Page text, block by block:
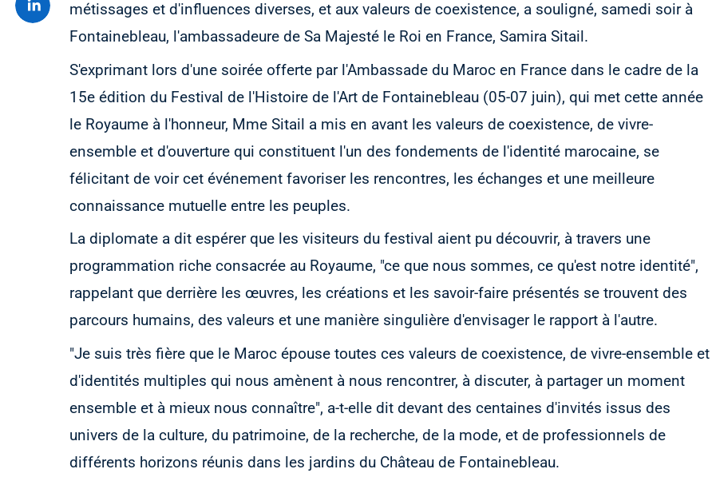
métissages et d'influences diverses, et aux valeurs de coexistence, a souligné, samedi soir à
Fontainebleau, l'ambassadeure de Sa Majesté le Roi en France, Samira Sitail.
S'exprimant lors d'une soirée offerte par l'Ambassade du Maroc en France dans le cadre de la
15e édition du Festival de l'Histoire de l'Art de Fontainebleau (05-07 juin), qui met cette année
le Royaume à l'honneur, Mme Sitail a mis en avant les valeurs de coexistence, de vivre-
ensemble et d'ouverture qui constituent l'un des fondements de l'identité marocaine, se
félicitant de voir cet événement favoriser les rencontres, les échanges et une meilleure
connaissance mutuelle entre les peuples.
La diplomate a dit espérer que les visiteurs du festival aient pu découvrir, à travers une
programmation riche consacrée au Royaume, "ce que nous sommes, ce qu'est notre identité",
rappelant que derrière les œuvres, les créations et les savoir-faire présentés se trouvent des
parcours humains, des valeurs et une manière singulière d'envisager le rapport à l'autre.
"Je suis très fière que le Maroc épouse toutes ces valeurs de coexistence, de vivre-ensemble et
d'identités multiples qui nous amènent à nous rencontrer, à discuter, à partager un moment
ensemble et à mieux nous connaître", a-t-elle dit devant des centaines d'invités issus des
univers de la culture, du patrimoine, de la recherche, de la mode, et de professionnels de
différents horizons réunis dans les jardins du Château de Fontainebleau.